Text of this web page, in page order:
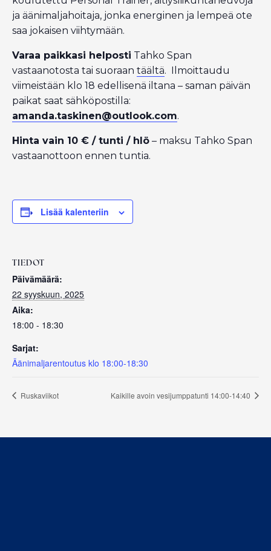
ja äänimaljahoitaja, jonka energinen ja lempeä ote
saa jokaisen viihtymään.
Varaa paikkasi helposti Tahko Span
vastaanotosta tai suoraan täältä. Ilmoittaudu
viimeistään klo 18 edellisenä iltana – saman päivän
paikat saat sähköpostilla:
amanda.taskinen@outlook.com.
Hinta vain 10 € / tunti / hlö – maksu Tahko Span
vastaanottoon ennen tuntia.
Lisää kalenteriin
TIEDOT
Päivämäärä:
22 syyskuun, 2025
Aika:
18:00 - 18:30
Sarjat:
Äänimaljarentoutus klo 18:00-18:30
Ruskaviikot Kaikille avoin vesijumppatunti 14:00-14:40